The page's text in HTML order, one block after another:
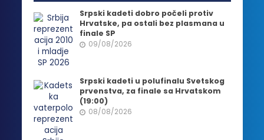
Srpski kadeti dobro počeli protiv
Hrvatske, pa ostali bez plasmana u
finale SP
09/08/2026
Srpski kadeti u polufinalu Svetskog
prvenstva, za finale sa Hrvatskom
(19:00)
08/08/2026